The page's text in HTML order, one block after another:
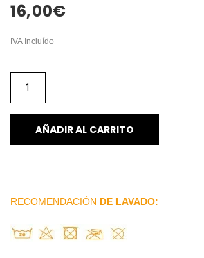
16,00€
IVA Incluído
AÑADIR AL CARRITO
RECOMENDACIÓN DE LAVADO: